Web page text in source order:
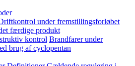
under fremstillingsforløbet
færdige produkt
kontrol Brandfarer under
brug af cyclopentan